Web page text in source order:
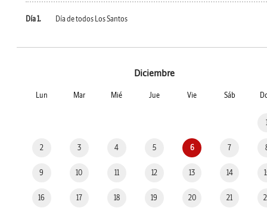
Día 1. Día de todos Los Santos
Diciembre
Lun Mar Mié Jue Vie Sáb
2 3 4 5 6 7
9 10 11 12 13 14
16 17 18 19 20 21